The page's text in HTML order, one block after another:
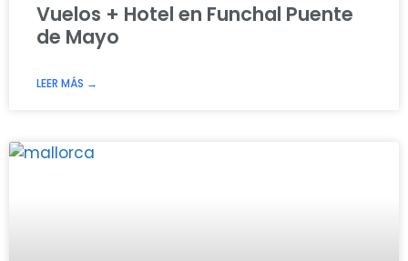
Vuelos + Hotel en Funchal Puente
de Mayo
LEER MÁS →